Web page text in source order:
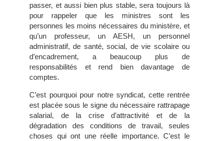
passer, et aussi bien plus stable, sera toujours là
pour rappeler que les ministres sont les
personnes les moins nécessaires du ministère, et
qu’un professeur, un AESH, un personnel
administratif, de santé, social, de vie scolaire ou
d’encadrement, a beaucoup plus de
responsabilités et rend bien davantage de
comptes.
C’est pourquoi pour notre syndicat, cette rentrée
est placée sous le signe du nécessaire rattrapage
salarial, de la crise d’attractivité et de la
dégradation des conditions de travail, seules
choses qui ont une réelle importance. C’est le